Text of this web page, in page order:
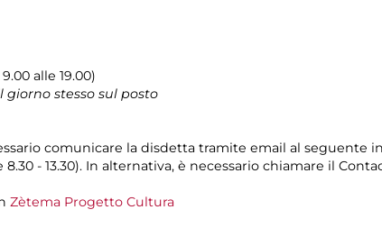
alle 19.00)
stesso sul posto
comunicare la disdetta tramite email al seguente
8.30 - 13.30). In alternativa, è necessario chiamare il
Zètema Progetto Cultura